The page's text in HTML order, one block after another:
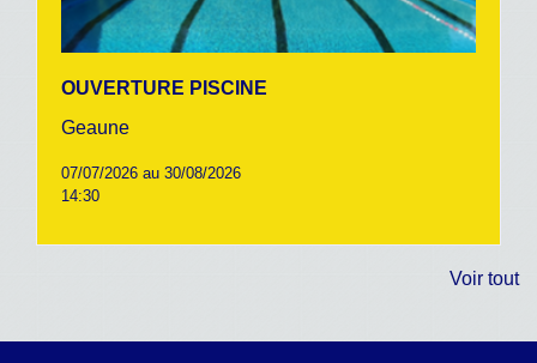
OUVERTURE PISCINE
Geaune
07/07/2026 au 30/08/2026
14:30
Voir tout